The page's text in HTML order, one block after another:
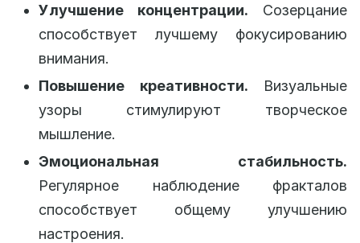
Улучшение концентрации. Созерцание
способствует лучшему фокусированию
внимания.
Повышение креативности. Визуальные
узоры стимулируют творческое
мышление.
Эмоциональная стабильность.
Регулярное наблюдение фракталов
способствует общему улучшению
настроения.